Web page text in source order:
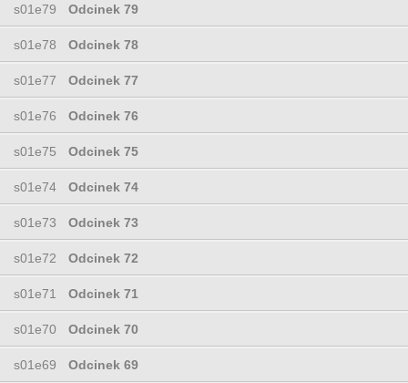
s01e79 Odcinek 79
s01e78 Odcinek 78
s01e77 Odcinek 77
s01e76 Odcinek 76
s01e75 Odcinek 75
s01e74 Odcinek 74
s01e73 Odcinek 73
s01e72 Odcinek 72
s01e71 Odcinek 71
s01e70 Odcinek 70
s01e69 Odcinek 69